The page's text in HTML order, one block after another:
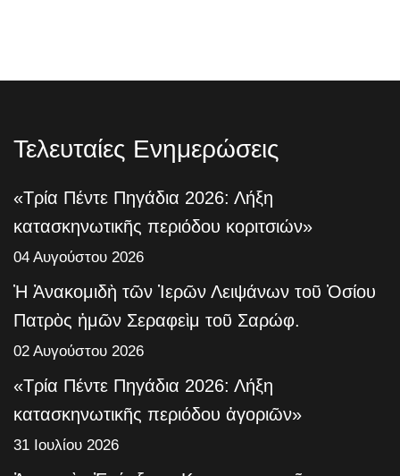
Τελευταίες Ενημερώσεις
«Τρία Πέντε Πηγάδια 2026: Λήξη
κατασκηνωτικῆς περιόδου κοριτσιών»
04 Αυγούστου 2026
Ἡ Ἀνακομιδὴ τῶν Ἱερῶν Λειψάνων τοῦ Ὁσίου
Πατρὸς ἡμῶν Σεραφεὶμ τοῦ Σαρώφ.
02 Αυγούστου 2026
«Τρία Πέντε Πηγάδια 2026: Λήξη
κατασκηνωτικῆς περιόδου ἀγοριῶν»
31 Ιουλίου 2026